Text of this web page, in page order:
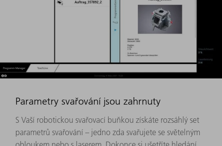
Parametry svařování jsou zahrnuty
S Vaší robotickou svařovací buňkou získáte rozsáhlý set
parametrů svařování – jedno zda svařujete se světelným